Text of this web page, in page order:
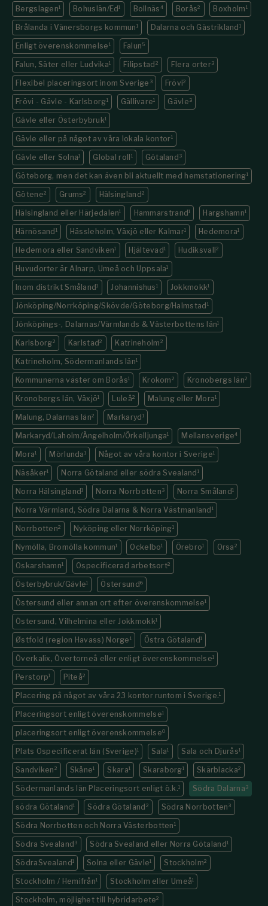
Bergslagen1 Bohuslän/Ed1 Bollnäs 4 Borås2 Boxholm 1
Brålanda i Vänersborgs kommun 1 Dalarna och Gästrikland 1
Enligt överenskommelse 1 Falun5
Falun, Säter eller Ludvika1 Filipstad 2 Flera orter3
Flexibel placeringsort inom Sverige 3 Frövi2
Frövi - Gävle - Karlsborg1 Gällivare1 Gävle 3
Gävle eller Österbybruk1
Gävle eller på något av våra lokala kontor1
Gävle eller Solna1 Global roll 1 Götaland 3
Göteborg, men det kan även bli aktuellt med hemstationering1
Götene2 Grums2 Hälsingland 2
Hälsingland eller Härjedalen1 Hammarstrand1 Hargshamn1
Härnösand 1 Hässleholm, Växjö eller Kalmar1 Hedemora1
Hedemora eller Sandviken1 Hjältevad1 Hudiksvall2
Huvudorter är Alnarp, Umeå och Uppsala1
Inom distrikt Småland1 Johannishus 1 Jokkmokk1
Jönköping/Norrköping/Skövde/Göteborg/Halmstad 1
Jönköpings-, Dalarnas/Värmlands & Västerbottens län1
Karlsborg2 Karlstad2 Katrineholm 2
Katrineholm, Södermanlands län1
Kommunerna väster om Borås1 Krokom 2 Kronobergs län2
Kronobergs län, Växjö1 Luleå2 Malung eller Mora1
Malung, Dalarnas län2 Markaryd 1
Markaryd/Laholm/Ängelholm/Örkelljunga1 Mellansverige4
Mora1 Mörlunda 1 Något av våra kontor i Sverige1
Näsåker1 Norra Götaland eller södra Svealand 1
Norra Hälsingland1 Norra Norrbotten 3 Norra Småland1
Norra Värmland, Södra Dalarna & Norra Västmanland 1
Norrbotten2 Nyköping eller Norrköping1
Nymölla, Bromölla kommun1 Ockelbo1 Örebro1 Orsa 2
Oskarshamn1 Ospecificerad arbetsort2
Österbybruk/Gävle1 Östersund 6
Östersund eller annan ort efter överenskommelse1
Östersund, Vilhelmina eller Jokkmokk1
Østfold (region Havass) Norge 1 Östra Götaland1
Överkalix, Övertorneå eller enligt överenskommelse1
Perstorp1 Piteå2
Placering på något av våra 23 kontor runtom i Sverige.1
Placeringsort enligt överenskommelse1
placeringsort enligt överenskommelse0
Plats Ospecificerat län (Sverige)1 Sala1 Sala och Djurås1
Sandviken 2 Skåne1 Skara1 Skaraborg1 Skärblacka2
Södermanlands län Placeringsort enligt ö.k.1 Södra Dalarna 3
södra Götaland1 Södra Götaland 2 Södra Norrbotten 3
Södra Norrbotten och Norra Västerbotten 1
Södra Svealand 3 Södra Svealand eller Norra Götaland 1
SödraSvealand 1 Solna eller Gävle1 Stockholm2
Stockholm / Hemifrån1 Stockholm eller Umeå1
Stockholm, möjlighet till hybridarbete2